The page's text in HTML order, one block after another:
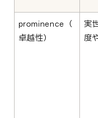
prominence（
卓越性）
実
度